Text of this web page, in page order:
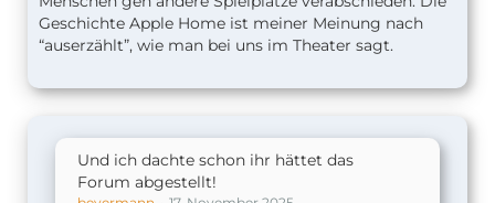
Geschichte Apple Home ist meiner Meinung nach
“auserzählt”, wie man bei uns im Theater sagt.
Und ich dachte schon ihr hättet das
Forum abgestellt!